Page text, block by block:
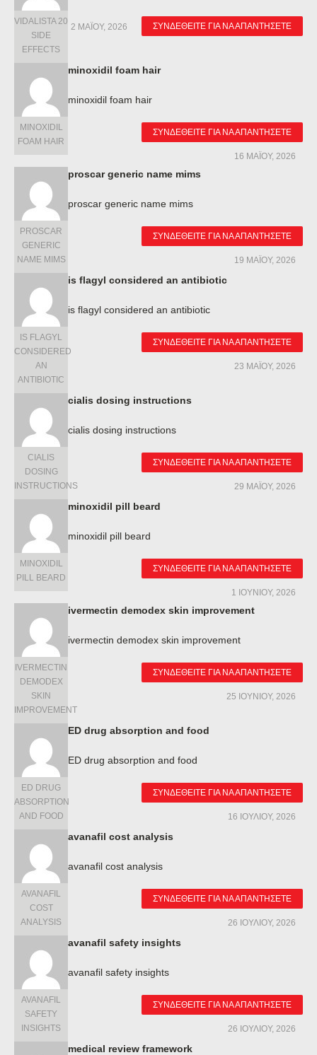
VIDALISTA 20
SIDE
EFFECTS
ΣΥΝΔΕΘΕΊΤΕ ΓΙΑ ΝΑ ΑΠΑΝΤΉΣΕΤΕ
2 ΜΑΪ́ΟΥ, 2026
MINOXIDIL
FOAM HAIR
minoxidil foam hair
minoxidil foam hair
ΣΥΝΔΕΘΕΊΤΕ ΓΙΑ ΝΑ ΑΠΑΝΤΉΣΕΤΕ
16 ΜΑΪ́ΟΥ, 2026
PROSCAR
GENERIC
NAME MIMS
proscar generic name mims
proscar generic name mims
ΣΥΝΔΕΘΕΊΤΕ ΓΙΑ ΝΑ ΑΠΑΝΤΉΣΕΤΕ
19 ΜΑΪ́ΟΥ, 2026
IS FLAGYL
CONSIDERED
AN
ANTIBIOTIC
is flagyl considered an antibiotic
is flagyl considered an antibiotic
ΣΥΝΔΕΘΕΊΤΕ ΓΙΑ ΝΑ ΑΠΑΝΤΉΣΕΤΕ
23 ΜΑΪ́ΟΥ, 2026
CIALIS
DOSING
INSTRUCTIONS
cialis dosing instructions
cialis dosing instructions
ΣΥΝΔΕΘΕΊΤΕ ΓΙΑ ΝΑ ΑΠΑΝΤΉΣΕΤΕ
29 ΜΑΪ́ΟΥ, 2026
MINOXIDIL
PILL BEARD
minoxidil pill beard
minoxidil pill beard
ΣΥΝΔΕΘΕΊΤΕ ΓΙΑ ΝΑ ΑΠΑΝΤΉΣΕΤΕ
1 ΙΟΥΝΊΟΥ, 2026
IVERMECTIN
DEMODEX
SKIN
IMPROVEMENT
ivermectin demodex skin improvement
ivermectin demodex skin improvement
ΣΥΝΔΕΘΕΊΤΕ ΓΙΑ ΝΑ ΑΠΑΝΤΉΣΕΤΕ
25 ΙΟΥΝΊΟΥ, 2026
ED DRUG
ABSORPTION
AND FOOD
ED drug absorption and food
ED drug absorption and food
ΣΥΝΔΕΘΕΊΤΕ ΓΙΑ ΝΑ ΑΠΑΝΤΉΣΕΤΕ
16 ΙΟΥΛΊΟΥ, 2026
AVANAFIL
COST
ANALYSIS
avanafil cost analysis
avanafil cost analysis
ΣΥΝΔΕΘΕΊΤΕ ΓΙΑ ΝΑ ΑΠΑΝΤΉΣΕΤΕ
26 ΙΟΥΛΊΟΥ, 2026
AVANAFIL
SAFETY
INSIGHTS
avanafil safety insights
avanafil safety insights
ΣΥΝΔΕΘΕΊΤΕ ΓΙΑ ΝΑ ΑΠΑΝΤΉΣΕΤΕ
26 ΙΟΥΛΊΟΥ, 2026
medical review framework